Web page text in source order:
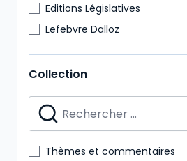
Editions Législatives
Lefebvre Dalloz
Collection
Thèmes et commentaires